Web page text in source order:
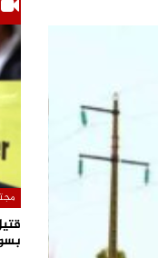
6:56